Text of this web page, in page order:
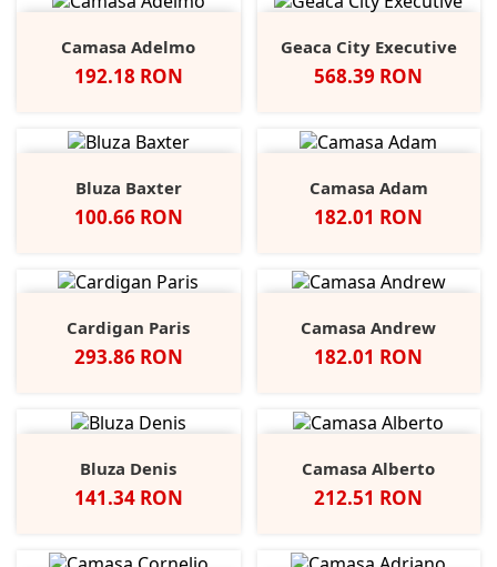
Camasa Adelmo
Pret
192.18 RON
Geaca City Executive
Pret
568.39 RON
Bluza Baxter
Pret
100.66 RON
Camasa Adam
Pret
182.01 RON
Cardigan Paris
Pret
293.86 RON
Camasa Andrew
Pret
182.01 RON
Bluza Denis
Pret
141.34 RON
Camasa Alberto
Pret
212.51 RON